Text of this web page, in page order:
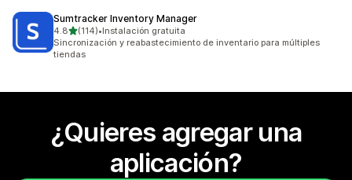
Sumtracker Inventory Manager
4.8de 5 estrellas
(114)
114 reseñas en total
•Instalación gratuita
Sincronización y reabastecimiento de inventario para múltiples
tiendas
¿Quieres agregar una
aplicación?